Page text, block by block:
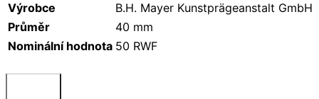
Výrobce
B.H. Mayer Kunstprägeanstalt GmbH
Průměr
40 mm
Nominální hodnota 50 RWF